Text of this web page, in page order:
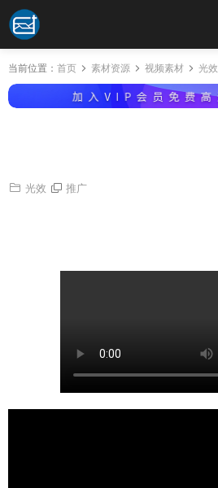
当前位置： 首页 素材资源 视频素材 光效
光效 推广